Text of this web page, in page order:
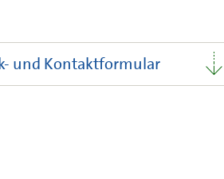
und Kontaktformular